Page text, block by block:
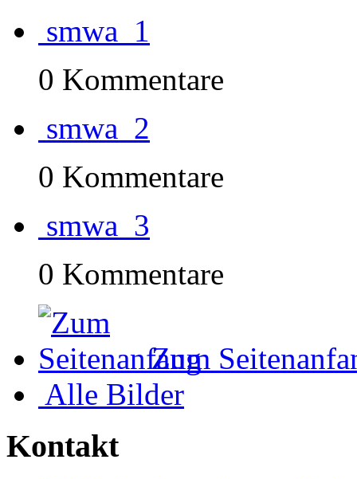
smwa_1
0 Kommentare
smwa_2
0 Kommentare
smwa_3
0 Kommentare
Zum
Alle Bilder
Kontakt